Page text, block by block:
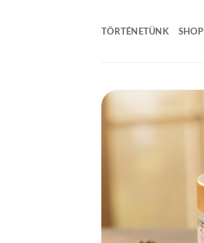
TÖRTÉNETÜNK SHOP